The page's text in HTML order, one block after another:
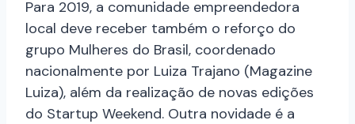
Para 2019, a comunidade empreendedora
local deve receber também o reforço do
grupo Mulheres do Brasil, coordenado
nacionalmente por Luiza Trajano (Magazine
Luiza), além da realização de novas edições
do Startup Weekend. Outra novidade é a